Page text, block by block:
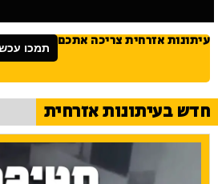
עיתונות אזרחית צריכה אתכם תמכו
חדש בעיתונות אזרחית